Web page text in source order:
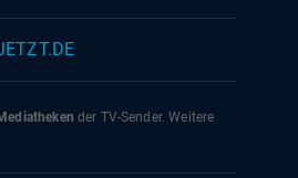
der TV-Sender. Weitere